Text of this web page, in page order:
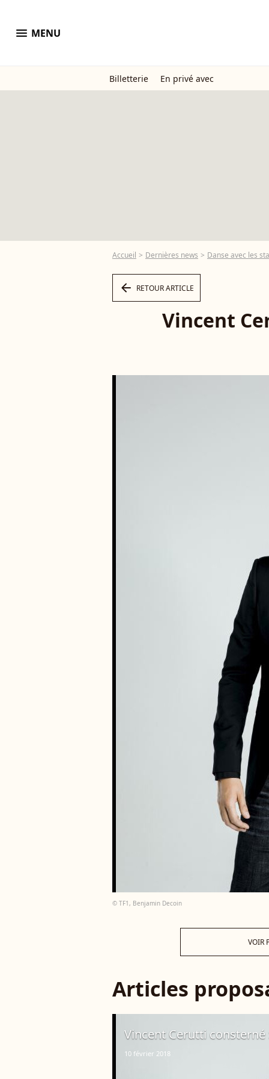
menu MENU
Billetterie En privé avec
Accueil Dernières news Danse avec les
arrow_left RETOUR ARTICLE
Vincent
© TF1, Benjamin Decoin
VOIR
Articles
Vincent Cerutti
10 février 2018